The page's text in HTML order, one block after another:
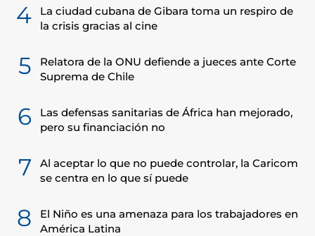
4
La ciudad cubana de Gibara toma un respiro de
la crisis gracias al cine
5
Relatora de la ONU defiende a jueces ante Corte
Suprema de Chile
6
Las defensas sanitarias de África han mejorado,
pero su financiación no
7
Al aceptar lo que no puede controlar, la Caricom
se centra en lo que sí puede
8
El Niño es una amenaza para los trabajadores en
América Latina